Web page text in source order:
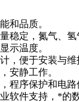
和品质。
稳定，氮气、
示温度。
，便于安装与维
安静工作。
程序保护和电路
软件支持，*的